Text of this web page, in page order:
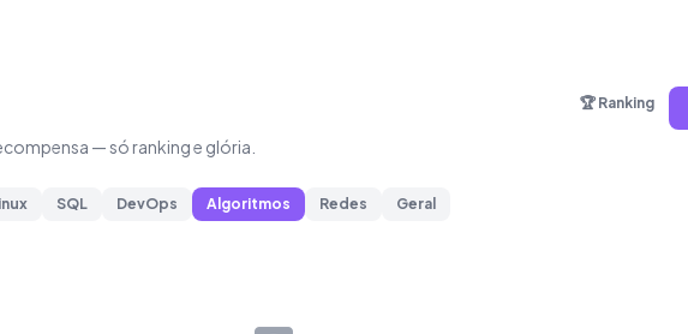
🏆 Ranking
— só ranking e glória.
SQL DevOps Algoritmos Redes Geral